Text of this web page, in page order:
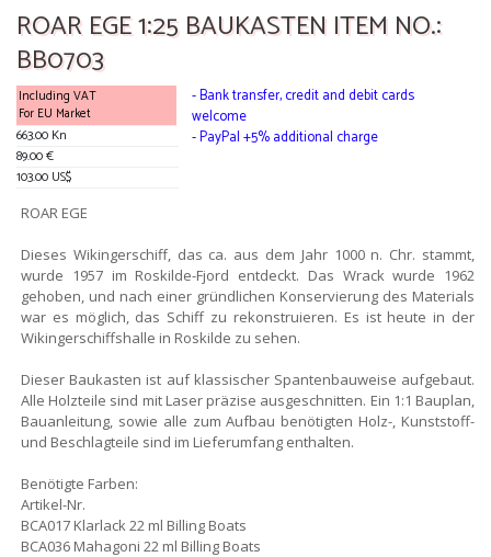
ROAR EGE 1:25 BAUKASTEN ITEM NO.:
BB0703
Including VAT
For EU Market
663.00 Kn
89.00 €
103.00 US$
- Bank transfer, credit and debit cards
welcome
- PayPal +5% additional charge
ROAR EGE
Dieses Wikingerschiff, das ca. aus dem Jahr 1000 n. Chr. stammt,
wurde 1957 im Roskilde-Fjord entdeckt. Das Wrack wurde 1962
gehoben, und nach einer gründlichen Konservierung des Materials
war es möglich, das Schiff zu rekonstruieren. Es ist heute in der
Wikingerschiffshalle in Roskilde zu sehen.
Dieser Baukasten ist auf klassischer Spantenbauweise aufgebaut.
Alle Holzteile sind mit Laser präzise ausgeschnitten. Ein 1:1 Bauplan,
Bauanleitung, sowie alle zum Aufbau benötigten Holz-, Kunststoff-
und Beschlagteile sind im Lieferumfang enthalten.
Benötigte Farben:
Artikel-Nr.
BCA017 Klarlack 22 ml Billing Boats
BCA036 Mahagoni 22 ml Billing Boats